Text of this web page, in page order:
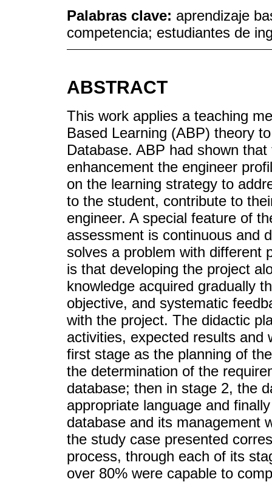
Palabras clave: aprendizaje
competencia; estudiantes de
ABSTRACT
This work applies a teaching
Based Learning (ABP) theory
Database. ABP had shown
enhancement the engineer
on the learning strategy to
to the student, contribute to
engineer. A special feature of
assessment is continuous and
solves a problem with different
is that developing the project
knowledge acquired gradually
objective, and systematic
with the project. The didactic
activities, expected results and
first stage as the planning of
the determination of the
database; then in stage 2, the
appropriate language and
database and its management
the study case presented
process, through each of its
over 80% were capable to